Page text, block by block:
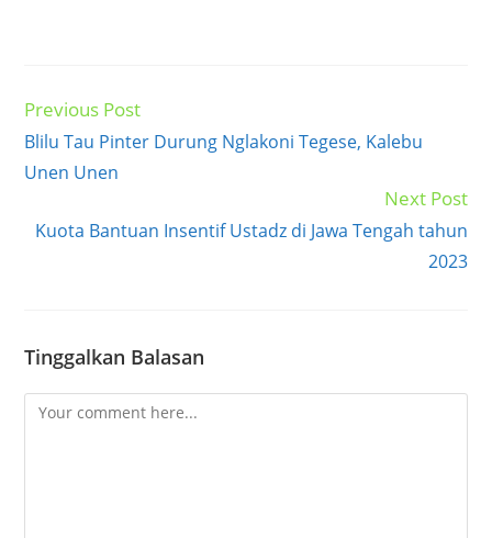
Read
more
articles
Previous Post
Blilu Tau Pinter Durung Nglakoni Tegese, Kalebu
Unen Unen
Next Post
Kuota Bantuan Insentif Ustadz di Jawa Tengah tahun
2023
Tinggalkan Balasan
Comment